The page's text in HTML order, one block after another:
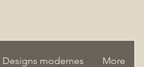
Designs modernes More